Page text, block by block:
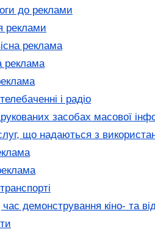
до реклами
реклами
реклама
реклама
і радіо
засобах масової
що надаються з
демонстрування кіно- та